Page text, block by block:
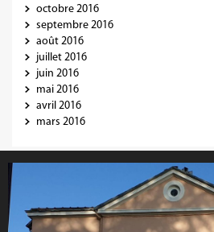
octobre 2016
septembre 2016
août 2016
juillet 2016
juin 2016
mai 2016
avril 2016
mars 2016